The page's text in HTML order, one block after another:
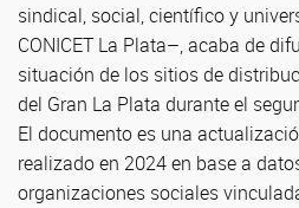
sindical, social, científico y
CONICET La Plata–, acaba de
situación de los sitios de
del Gran La Plata durante el
El documento es una
realizado en 2024 en base a
organizaciones sociales